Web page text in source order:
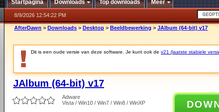
Startpagina Downloads Top downloads Meer
8/9/2026 12:54:22 PM
AfterDawn > Downloads > Desktop > Beeldbewerking > JAlbum (64-bit) v17
Dit is een oude versie van deze software. Je kunt ook de v21 (laatste stabiele
JAlbum (64-bit) v17
Adware
Vista / Win10 / Win7 / Win8 / WinXP